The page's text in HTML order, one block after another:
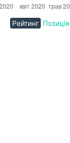
Рейтинг Позиція